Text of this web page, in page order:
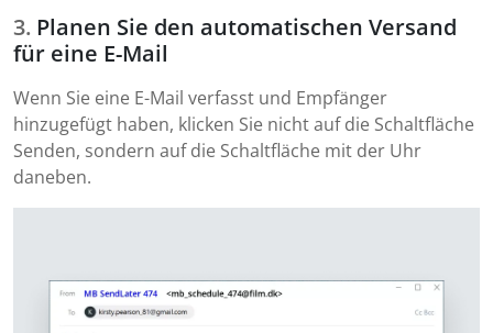
Planen Sie den automatischen Versand
für eine E-Mail
Wenn Sie eine E-Mail verfasst und Empfänger
hinzugefügt haben, klicken Sie nicht auf die Schaltfläche
Senden, sondern auf die Schaltfläche mit der Uhr
daneben.